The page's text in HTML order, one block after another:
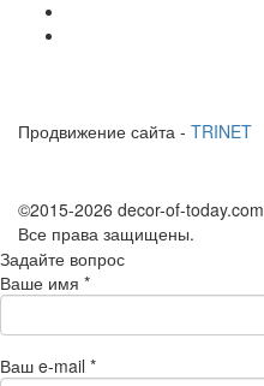
Продвижение сайта - TRINET
©2015-2026 decor-of-today.com
Все права защищены.
Задайте вопрос
Ваше имя *
Ваш e-mail *